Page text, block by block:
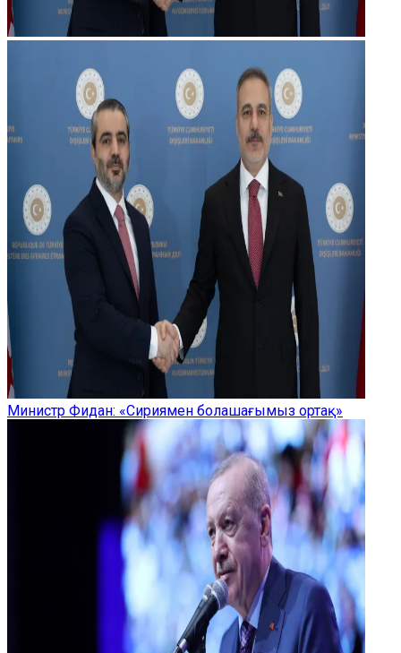
Министр Фидан: «Сириямен болашағымыз ортақ»